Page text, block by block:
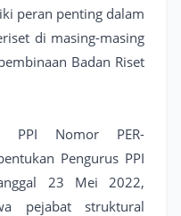
peran penting dalam
di masing-masing
Badan Riset
PPI Nomor PER-
Pengurus PPI
23 Mei 2022,
pejabat struktural